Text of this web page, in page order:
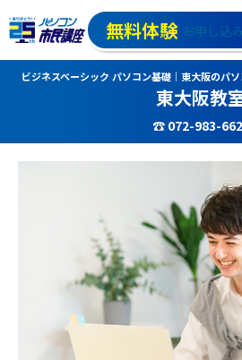
無料体験 お申し込
ビジネスベーシック パソコン基礎｜東大阪のパ
東大阪教
☎ 072-983-